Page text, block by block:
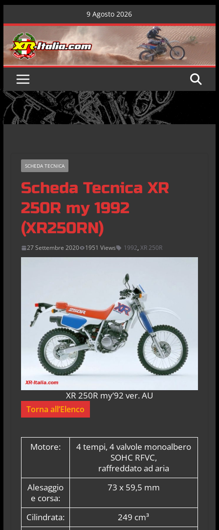
content
9 Agosto 2026
SCHEDA TECNICA
Scheda Tecnica XR
250R my 1992
(XR250RN)
27 Settembre 2020 1951 Views 1992, XR 250R
XR 250R my’92 ver. AU
Torna all’Elenco
Motore:
4 tempi, 4 valvole monoalbero
SOHC RFVC,
raffreddato ad aria
Alesaggio
e corsa:
73 x 59,5 mm
Cilindrata:
249 cm³